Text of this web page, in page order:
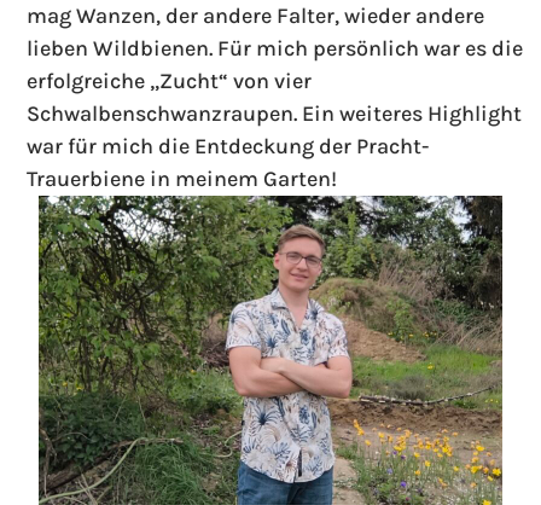
mag Wanzen, der andere Falter, wieder andere
lieben Wildbienen. Für mich persönlich war es die
erfolgreiche „Zucht“ von vier
Schwalbenschwanzraupen. Ein weiteres Highlight
war für mich die Entdeckung der Pracht-
Trauerbiene in meinem Garten!